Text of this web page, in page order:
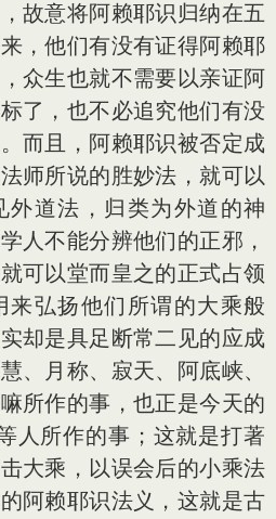
故意将阿赖耶识归纳在五
，他们有没有证得阿赖耶
众生也就不需要以亲证阿
了，也不必追究他们有没
而且，阿赖耶识被否定成
师所说的胜妙法，就可以
外道法，归类为外道的神
人不能分辨他们的正邪，
可以堂而皇之的正式占领
来弘扬他们所谓的大乘般
却是具足断常二见的应成
、月称、寂天、阿底峡、
所作的事，也正是今天的
人所作的事；这就是打著
大乘，以误会后的小乘法
阿赖耶识法义，这就是古